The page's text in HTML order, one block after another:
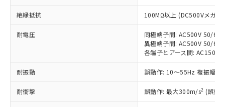
絶縁抵抗 100MΩ以上 (DC500Vメガ)
耐電圧
同極端子間: AC500V 50/
異極端子間: AC500V 50/
各端子とアース間:
耐振動 誤動作: 10～55Hz 複振幅
耐衝撃 誤動作: 最大300m/s2 (誤動
以下の条件をお読みいただき、同意のうえ
対応済み：EU RoHS指令（10物質）の
非含有に対応した製品が提供可能な商品で
対応予定：EU RoHS指令（10物質）の非含
有に対応した製品に切り替える予定のある
対応予定なし：EU RoHS指令（10物質）の
非含有に非対応の商品で、対応品を出す予